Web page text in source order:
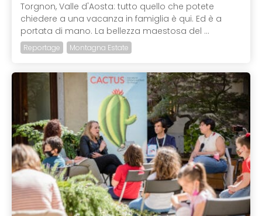
Torgnon, Valle d'Aosta: tutto quello che potete
chiedere a una vacanza in famiglia è qui. Ed è a
portata di mano. La bellezza maestosa del ...
Reportage Montagna Estate